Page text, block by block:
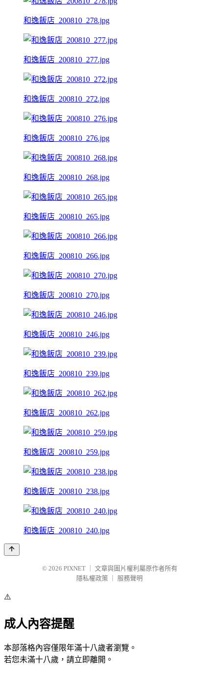
和逸飯店_200810_278.jpg
和逸飯店_200810_277.jpg
和逸飯店_200810_272.jpg
和逸飯店_200810_276.jpg
和逸飯店_200810_268.jpg
和逸飯店_200810_265.jpg
和逸飯店_200810_266.jpg
和逸飯店_200810_270.jpg
和逸飯店_200810_246.jpg
和逸飯店_200810_239.jpg
和逸飯店_200810_262.jpg
和逸飯店_200810_259.jpg
和逸飯店_200810_238.jpg
和逸飯店_200810_240.jpg
© 2026 PIXNET
文章與圖片權利屬原作者所有
隱私權政策
服務聲明
⚠️
成人內容提醒
本部落格內容僅限年滿十八歲者瀏覽。
若您未滿十八歲，請立即離開。